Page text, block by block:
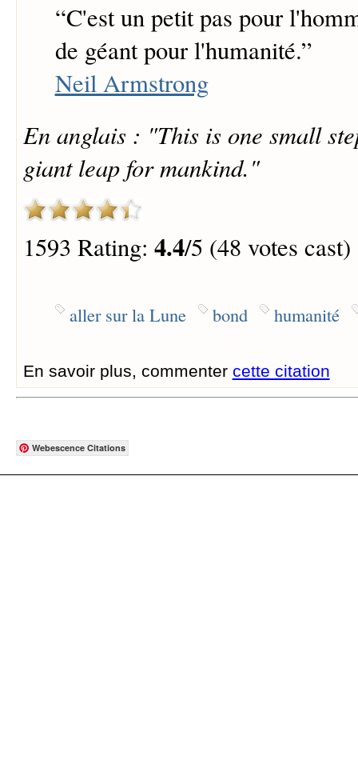
“C'est un petit pas pour
de géant pour l'humanité.”
Neil Armstrong
En anglais : "This is one small
giant leap for mankind."
1593 Rating: 4.4/5 (48 votes cast)
aller sur la Lune bond humanité
En savoir plus, commenter cette citation
Webescence Citations